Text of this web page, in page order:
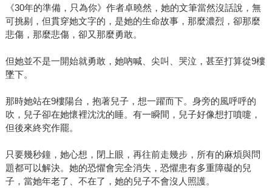
《30年的準備，只為你》作者卓曉然，她的文筆當然沒話說，無
可挑剔，但貫穿她文字的，是她的生命故事，那麼濃烈，卻那麼
悲傷，那麼悲傷，卻又那麼勇敢。
但她並不是一開始就勇敢，她吶喊、尖叫、哭泣，甚至打算從9樓
墜下。
那時她站在9樓陽台，抱著兒子，想一躍而下。身旁的風呼呼的
吹，兒子卻在她懷裡沈沈的睡。有一瞬間，兒子好像想打噴嚏，
但後來終究作罷。
只要幾秒鐘，她心想，閉上眼，再往前走幾步，所有的麻煩與問
題都可以解決。她的恐懼會完全消失，恐懼患有多重障礙的兒
子，當她年老了、不在了，她的兒子不會沒人照護。